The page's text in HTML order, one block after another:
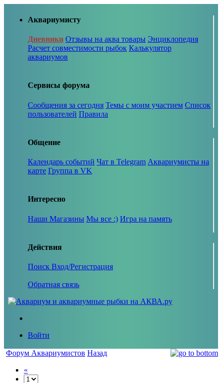
Аквариумисту
Дневники Отзывы на аква товары Энциклопедия
Расчет совместимости рыбок Калькулятор
аквариумов
Сервисы форума
Сообщения за сегодня Темы с моим участием Список
пользователей Правила
Общение
Календарь событий Чат в Telegram Аквариумисты на
карте Группа в VK
Интересно
Наши Магазины Мы все :) Игра на память
Действия
Поиск Вход/Регистрация
Обратная связь
Войти
Форум Аквариумистов Назад
«